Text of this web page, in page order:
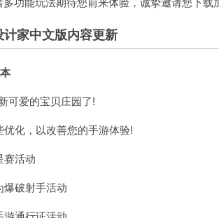
多功能玩法期待您前来体验，诚挚邀请您下载
计家中文版内容更新
可爱的宝贝庄园了!
优化，以改善您的手游体验!
赛活动
爆破射手活动